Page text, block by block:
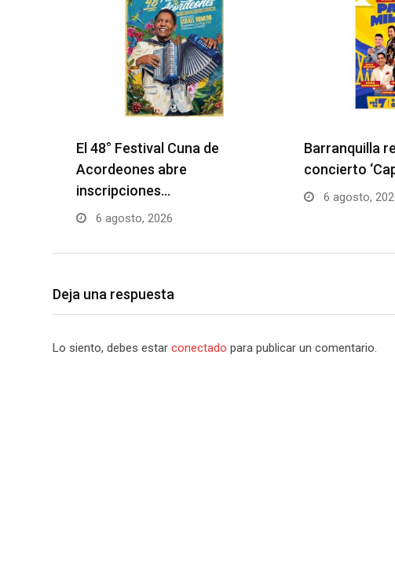
El 48° Festival Cuna de
Acordeones abre
inscripciones…
6 agosto, 2026
Barranquilla
concierto
6 agosto,
Deja una respuesta
Lo siento, debes estar conectado para publicar un comentario.